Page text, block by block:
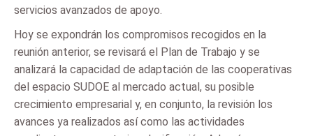
servicios avanzados de apoyo.
Hoy se expondrán los compromisos recogidos en la
reunión anterior, se revisará el Plan de Trabajo y se
analizará la capacidad de adaptación de las cooperativas
del espacio SUDOE al mercado actual, su posible
crecimiento empresarial y, en conjunto, la revisión los
avances ya realizados así como las actividades